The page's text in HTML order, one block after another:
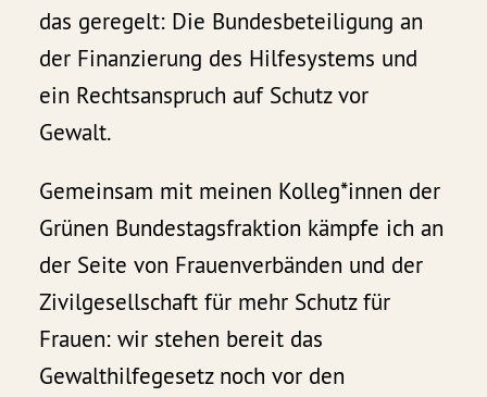
das geregelt: Die Bundesbeteiligung an
der Finanzierung des Hilfesystems und
ein Rechtsanspruch auf Schutz vor
Gewalt.
Gemeinsam mit meinen Kolleg*innen der
Grünen Bundestagsfraktion kämpfe ich an
der Seite von Frauenverbänden und der
Zivilgesellschaft für mehr Schutz für
Frauen: wir stehen bereit das
Gewalthilfegesetz noch vor den